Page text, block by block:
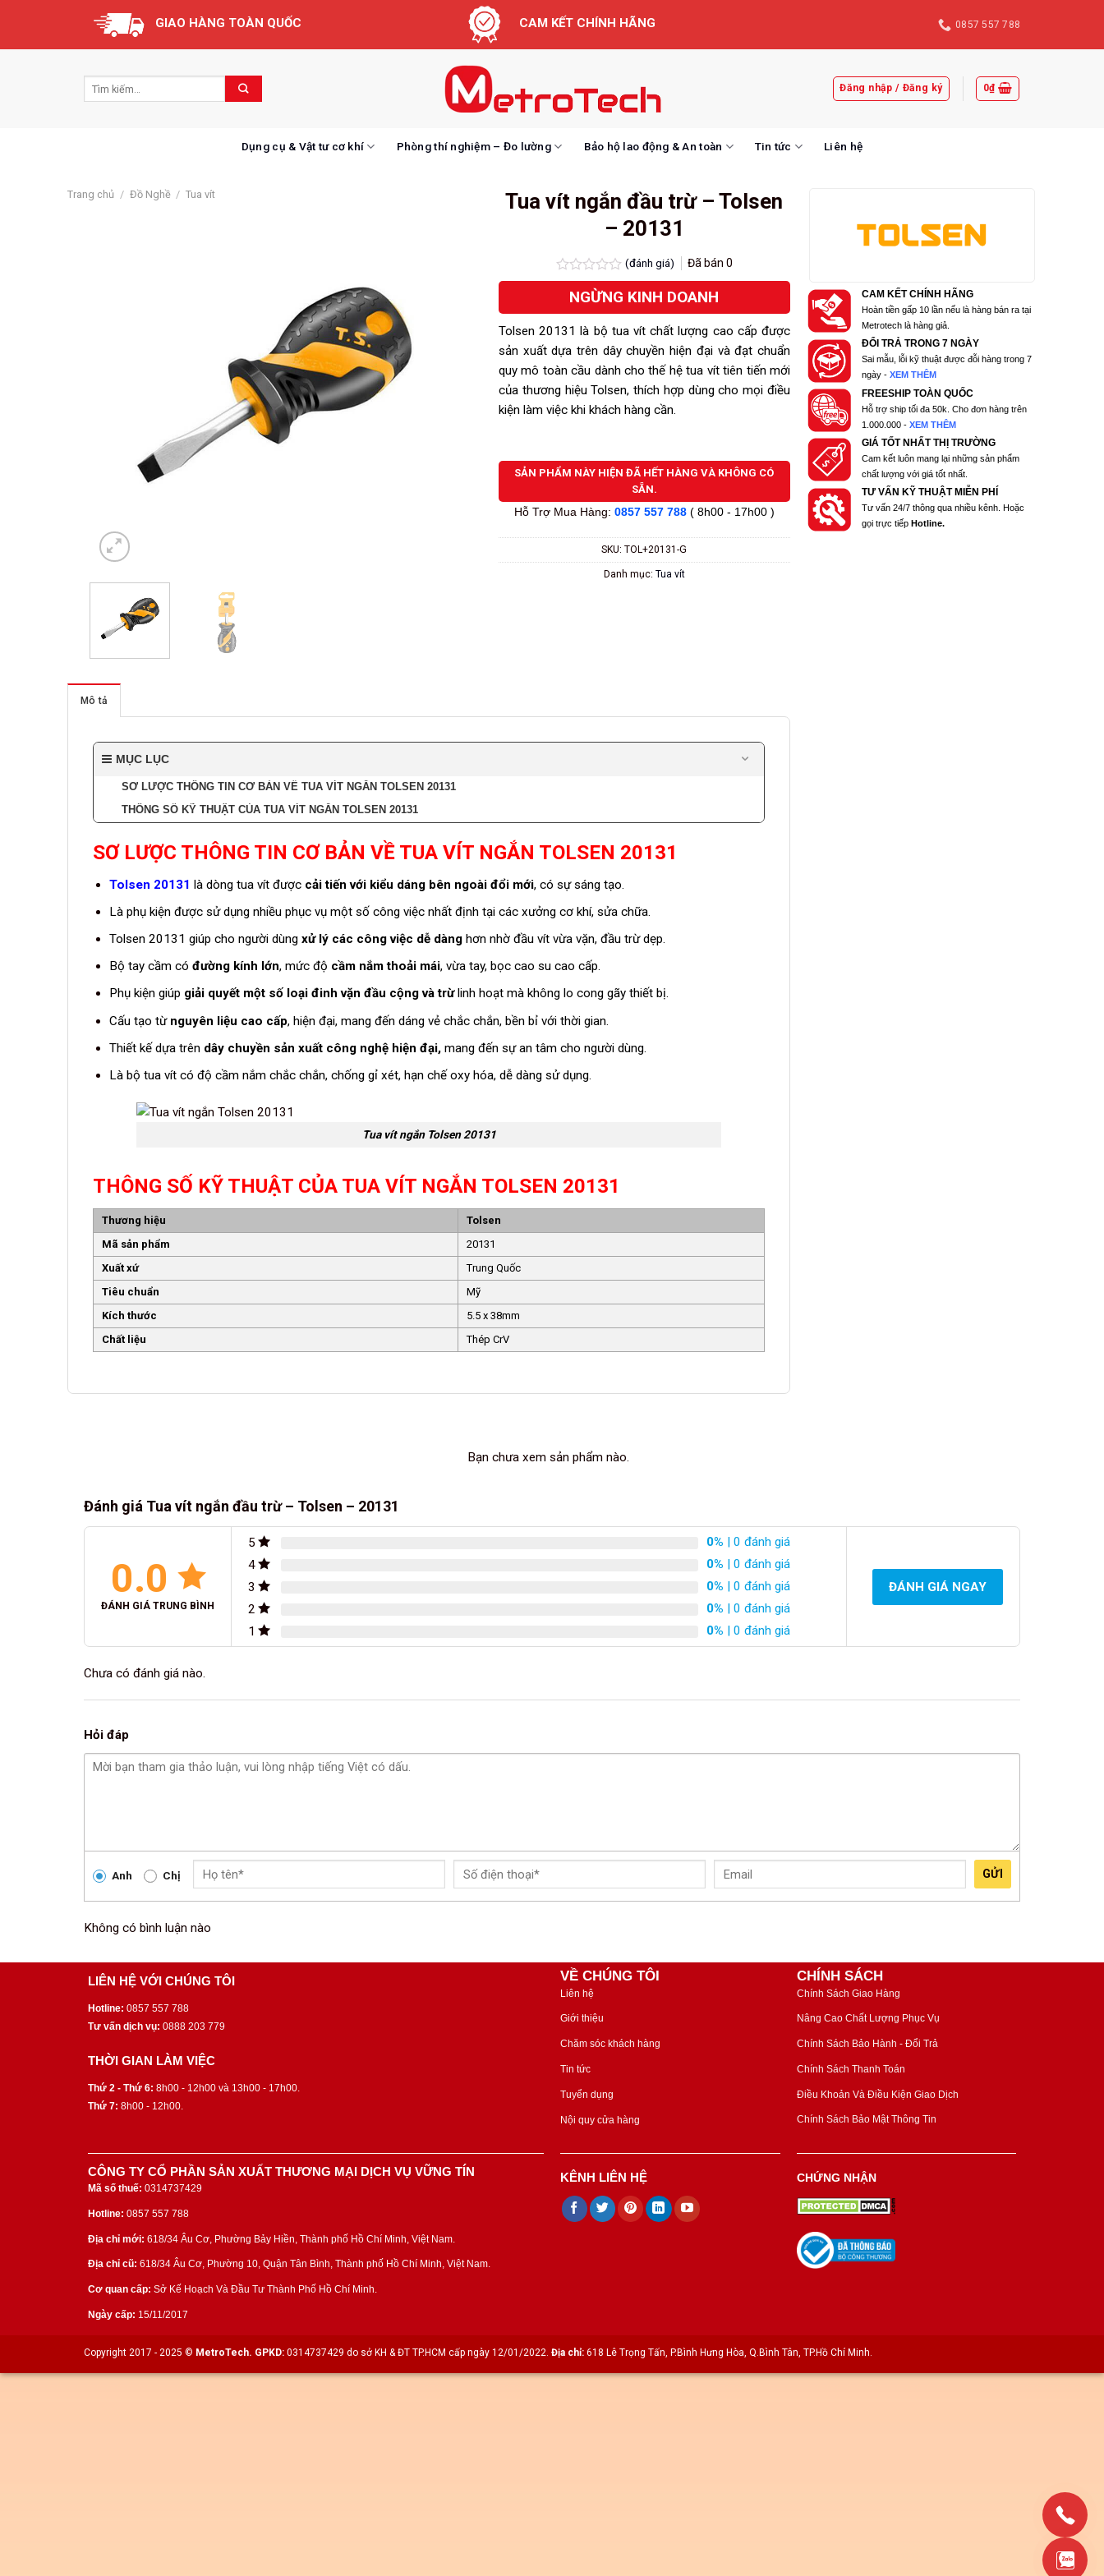
content
GIAO HÀNG TOÀN QUỐC CAM KẾT CHÍNH HÃNG 0857 557 788
Đăng nhập / Đăng ký 0₫
Dụng cụ & Vật tư cơ khí Phòng thí nghiệm – Đo lường Bảo hộ lao động & An toàn Tin tức Liên hệ
Trang chủ / Đồ Nghề / Tua vít
Tua vít ngắn đầu trừ – Tolsen
– 20131
Được
xếp
5
sao
(đánh giá) Đã bán0
NGỪNG KINH DOANH
Tolsen 20131 là bộ tua vít chất lượng cao cấp được
sản xuất dựa trên dây chuyền hiện đại và đạt chuẩn
quy mô toàn cầu dành cho thế hệ tua vít tiên tiến mới
của thương hiệu Tolsen, thích hợp dùng cho mọi điều
kiện làm việc khi khách hàng cần.
SẢN PHẨM NÀY HIỆN ĐÃ HẾT HÀNG VÀ KHÔNG CÓ
SẴN.
Hỗ Trợ Mua Hàng: 0857 557 788 ( 8h00 - 17h00 )
SKU:TOL+20131-G
Danh mục: Tua vít
CAM KẾT CHÍNH HÃNG
Hoàn tiền gấp 10 lần nếu là hàng bán ra tại
Metrotech là hàng giả.
ĐỔI TRẢ TRONG 7 NGÀY
Sai mẫu, lỗi kỹ thuật được đỗi hàng trong 7
ngày -XEM THÊM
FREESHIP TOÀN QUỐC
Hỗ trợ ship tối đa 50k. Cho đơn hàng trên
1.000.000 -XEM THÊM
GIÁ TỐT NHẤT THỊ TRƯỜNG
Cam kết luôn mang lại những sản phẩm
chất lượng với giá tốt nhất.
TƯ VẤN KỸ THUẬT MIỄN PHÍ
Tư vấn 24/7 thông qua nhiều kênh. Hoặc
gọi trực tiếp Hotline.
Mô tả
MỤC LỤC
SƠ LƯỢC THÔNG TIN CƠ BẢN VỀ TUA VÍT NGẮN TOLSEN 20131
THÔNG SỐ KỸ THUẬT CỦA TUA VÍT NGẮN TOLSEN 20131
SƠ LƯỢC THÔNG TIN CƠ BẢN VỀ TUA VÍT NGẮN TOLSEN 20131
Tolsen 20131 là dòng tua vít được cải tiến với kiểu dáng bên ngoài đổi mới, có sự sáng tạo.
Là phụ kiện được sử dụng nhiều phục vụ một số công việc nhất định tại các xưởng cơ khí, sửa chữa.
Tolsen 20131 giúp cho người dùngxử lý các công việc dễ dànghơn nhờ đầu vít vừa vặn, đầu trừ dẹp.
Bộ tay cầm có đường kính lớn, mức độ cầm nắm thoải mái, vừa tay, bọc cao su cao cấp.
Phụ kiện giúp giải quyết một số loại đinh vặn đầu cộng và trừlinh hoạt mà không lo cong gãy thiết bị.
Cấu tạo từ nguyên liệu cao cấp, hiện đại, mang đến dáng vẻ chắc chắn, bền bỉ với thời gian.
Thiết kế dựa trên dây chuyền sản xuất công nghệ hiện đại,mang đến sự an tâm cho người dùng.
Là bộ tua vít có độ cầm nắm chắc chắn, chống gỉ xét, hạn chế oxy hóa, dễ dàng sử dụng.
Tua vít ngắn Tolsen 20131
THÔNG SỐ KỸ THUẬT CỦA TUA VÍT NGẮN TOLSEN 20131
Thương hiệu
Tolsen
Mã sản phẩm
20131
Xuất xứ
Trung Quốc
Tiêu chuẩn
Mỹ
Kích thước
5.5 x 38mm
Chất liệu
Thép CrV
Bạn chưa xem sản phẩm nào.
Đánh giá Tua vít ngắn đầu trừ – Tolsen – 20131
0.0
ĐÁNH GIÁ TRUNG BÌNH
5 0% | 0 đánh giá
4
0% | 0 đánh giá
3
0% | 0 đánh giá
2
0% | 0 đánh giá
1
0% | 0 đánh giá
ĐÁNH GIÁ NGAY
Chưa có đánh giá nào.
Hỏi đáp
Anh Chị GỬI
Không có bình luận nào
LIÊN HỆ VỚI CHÚNG TÔI
Hotline: 0857 557 788
Tư vấn dịch vụ: 0888 203 779
THỜI GIAN LÀM VIỆC
Thứ 2 - Thứ 6: 8h00 - 12h00 và 13h00 - 17h00.
Thứ 7: 8h00 - 12h00.
VỀ CHÚNG TÔI
Liên hệ
Giới thiệu
Chăm sóc khách hàng
Tin tức
Tuyển dụng
Nội quy cửa hàng
CHÍNH SÁCH
Chính Sách Giao Hàng
Nâng Cao Chất Lượng Phục Vụ
Chính Sách Bảo Hành - Đổi Trả
Chính Sách Thanh Toán
Điều Khoản Và Điều Kiện Giao Dịch
Chính Sách Bảo Mật Thông Tin
CÔNG TY CỔ PHẦN SẢN XUẤT THƯƠNG MẠI DỊCH VỤ VỮNG TÍN
Mã số thuế: 0314737429
Hotline: 0857 557 788
Địa chỉ mới: 618/34 Âu Cơ, Phường Bảy Hiền, Thành phố Hồ Chí Minh, Việt Nam.
Địa chỉ cũ: 618/34 Âu Cơ, Phường 10, Quận Tân Bình, Thành phố Hồ Chí Minh, Việt Nam.
Cơ quan cấp: Sở Kế Hoạch Và Đầu Tư Thành Phố Hồ Chí Minh.
Ngày cấp: 15/11/2017
KÊNH LIÊN HỆ CHỨNG NHẬN
Copyright 2017 - 2025 © MetroTech. GPKD: 0314737429 do sở KH & ĐT TP.HCM cấp ngày 12/01/2022. Địa chỉ: 618 Lê Trọng Tấn, P.Bình Hưng Hòa, Q.Bình Tân, TP.Hồ Chí Minh.